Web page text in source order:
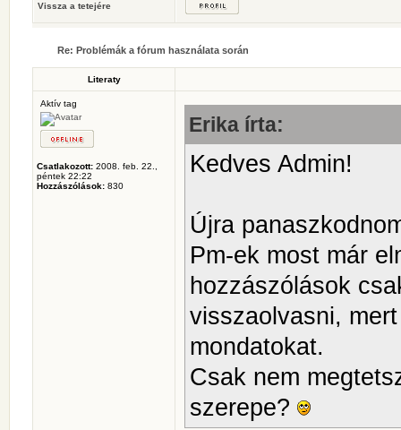
Vissza a tetejére
Re: Problémák a fórum használata során
Literaty
Aktív tag
Csatlakozott: 2008. feb. 22.,
péntek 22:22
Hozzászólások: 830
Erika írta:
Kedves Admin!
Újra
Pm-ek most már
hozzászólások
visszaolvasni,
mondatokat.
Csak nem
szerepe?